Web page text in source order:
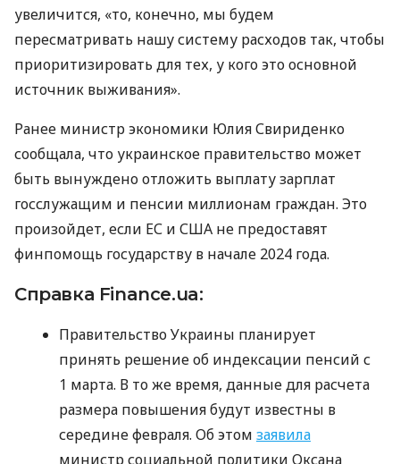
увеличится, «то, конечно, мы будем
пересматривать нашу систему расходов так, чтобы
приоритизировать для тех, у кого это основной
источник выживания».
Ранее министр экономики Юлия Свириденко
сообщала, что украинское правительство может
быть вынуждено отложить выплату зарплат
госслужащим и пенсии миллионам граждан. Это
произойдет, если ЕС и США не предоставят
финпомощь государству в начале 2024 года.
Справка Finance.ua:
Правительство Украины планирует
принять решение об индексации пенсий с
1 марта. В то же время, данные для расчета
размера повышения будут известны в
середине февраля. Об этом заявила
министр социальной политики Оксана